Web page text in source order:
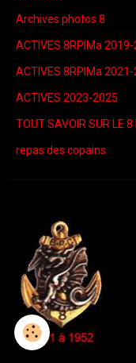
Archives photos 8
ACTIVES 8RPIMa 2019-
ACTIVES 8RPIMa
ACTIVES 2023-2025
TOUT SAVOIR SUR LE 8
repas des copains